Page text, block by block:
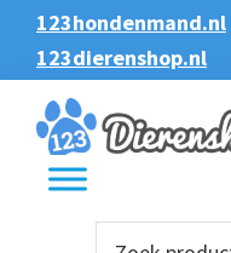
Spring
naar
de
hoofdnavigatie
Door
naar
de
hoofd
inhoud
Spring
naar
de
eerste
sidebar
Spring
naar
de
voettekst
123hondenmand.nl
123dierenshop.nl
Zoeken
Zoeken
naar: